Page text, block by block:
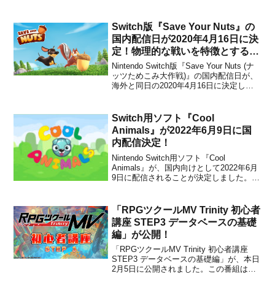
ックリアリズムを融合した短編ストーリ
ーが楽しめる、ビジュ...
Switch版『Save Your Nuts』の
国内配信日が2020年4月16日に決
定！物理的な戦いを特徴とするマ
ルチプレイ・パーティーゲーム
Nintendo Switch版『Save Your Nuts (ナ
ッツためこみ大作戦)』の国内配信日が、
海外と同日の2020年4月16日に決定しま
期アクセス版が配信中の、マルチプレイ
ヤーに焦点を...
Switch用ソフト『Cool
Animals』が2022年6月9日に国
内配信決定！
Nintendo Switch用ソフト『Cool
Animals』が、国内向けとして2022年6月
9日に配信されることが決定しました。販
格の340円(税込)で購入することができま
す。トレーラ...
「RPGツクールMV Trinity 初心者
講座 STEP3 データベースの基礎
編」が公開！
「RPGツクールMV Trinity 初心者講座
STEP3 データベースの基礎編」が、本日
2月5日に公開されました。この番組は、